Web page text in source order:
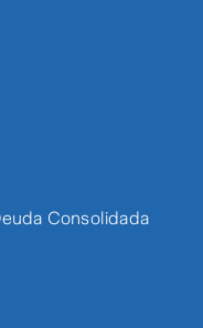
Consolidada